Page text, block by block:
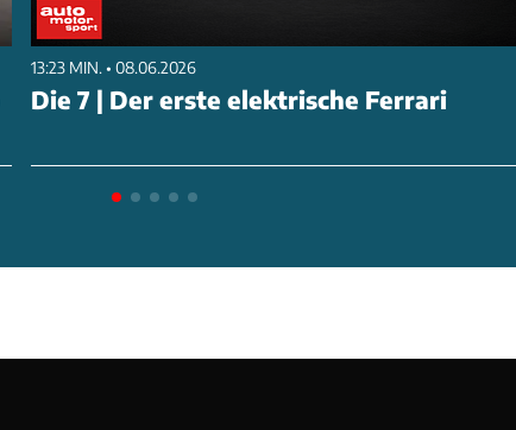
13:23 MIN. • 08.06.2026
Die 7 | Der erste elektrische Ferrari